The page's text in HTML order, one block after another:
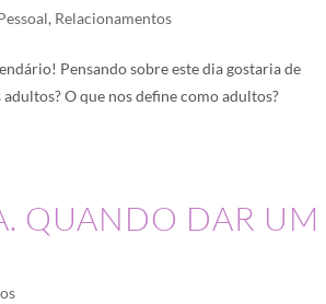
, Relacionamentos
Pensando sobre este dia gostaria de
O que nos define como adultos?
QUANDO DAR UM